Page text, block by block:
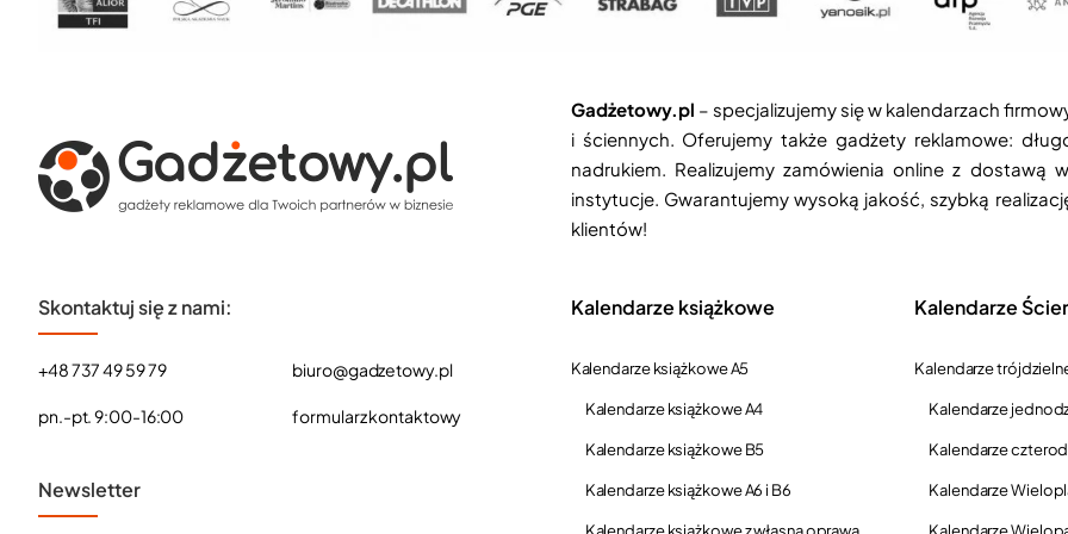
Gadżetowy.pl – specjalizujemy się w kalendarzach
i ściennych. Oferujemy także gadżety reklamowe:
nadrukiem. Realizujemy zamówienia online z dostawą
instytucje. Gwarantujemy wysoką jakość, szybką
klientów!
Skontaktuj się z nami:
+48 737 49 59 79
pn.-pt. 9:00-16:00
biuro@gadzetowy.pl
formularz kontaktowy
Newsletter
Kalendarze książkowe
Kalendarze książkowe A5
Kalendarze książkowe A4
Kalendarze książkowe B5
Kalendarze książkowe A6 i B6
Kalendarze
Kalendarze
Kalendarze
Kalendarze
Kalendarze